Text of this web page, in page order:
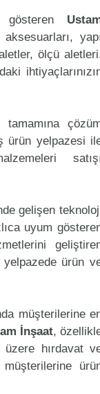
ölçü
tamamına
ürün yelpazesi
gelişen
uyum
ürün
müşterilerine
İnşaat,
üzere hırdavat